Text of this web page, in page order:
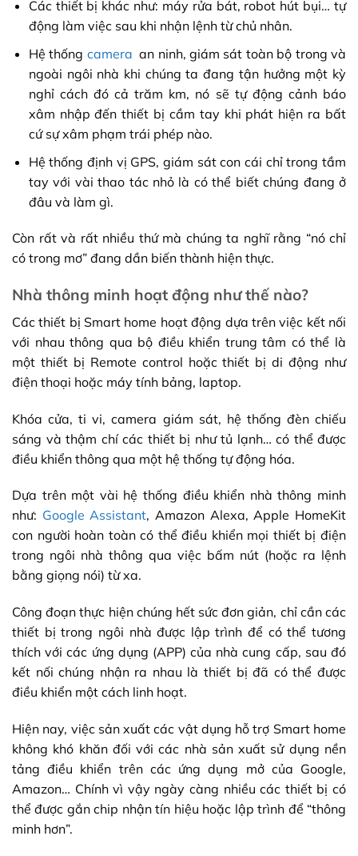
Các thiết bị khác như: máy rửa bát, robot hút bụi… tự
động làm việc sau khi nhận lệnh từ chủ nhân.
Hệ thống camera an ninh, giám sát toàn bộ trong và
ngoài ngôi nhà khi chúng ta đang tận hưởng một kỳ
nghỉ cách đó cả trăm km, nó sẽ tự động cảnh báo
xâm nhập đến thiết bị cầm tay khi phát hiện ra bất
cứ sự xâm phạm trái phép nào.
Hệ thống định vị GPS, giám sát con cái chỉ trong tầm
tay với vài thao tác nhỏ là có thể biết chúng đang ở
đâu và làm gì.
Còn rất và rất nhiều thứ mà chúng ta nghĩ rằng “nó chỉ
có trong mơ” đang dần biến thành hiện thực.
Nhà thông minh hoạt động như thế nào?
Các thiết bị Smart home hoạt động dựa trên việc kết nối
với nhau thông qua bộ điều khiển trung tâm có thể là
một thiết bị Remote control hoặc thiết bị di động như
điện thoại hoặc máy tính bảng, laptop.
Khóa cửa, ti vi, camera giám sát, hệ thống đèn chiếu
sáng và thậm chí các thiết bị như tủ lạnh… có thể được
điều khiển thông qua một hệ thống tự động hóa.
Dựa trên một vài hệ thống điều khiển nhà thông minh
như: Google Assistant, Amazon Alexa, Apple HomeKit
con người hoàn toàn có thể điều khiển mọi thiết bị điện
trong ngôi nhà thông qua việc bấm nút (hoặc ra lệnh
bằng giọng nói) từ xa.
Công đoạn thực hiện chúng hết sức đơn giản, chỉ cần các
thiết bị trong ngôi nhà được lập trình để có thể tương
thích với các ứng dụng (APP) của nhà cung cấp, sau đó
kết nối chúng nhận ra nhau là thiết bị đã có thể được
điều khiển một cách linh hoạt.
Hiện nay, việc sản xuất các vật dụng hỗ trợ Smart home
không khó khăn đối với các nhà sản xuất sử dụng nền
tảng điều khiển trên các ứng dụng mở của Google,
Amazon… Chính vì vậy ngày càng nhiều các thiết bị có
thể được gắn chip nhận tín hiệu hoặc lập trình để “thông
minh hơn”.